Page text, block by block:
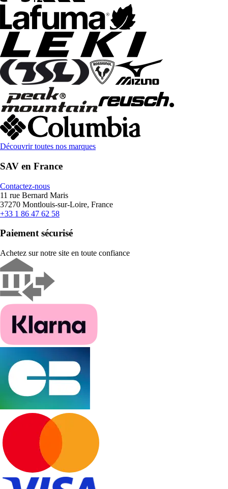
Découvrir toutes nos marques
SAV en France
Contactez-nous
11 rue Bernard Maris
37270 Montlouis-sur-Loire, France
+33 1 86 47 62 58
Paiement sécurisé
Achetez sur notre site en toute confiance